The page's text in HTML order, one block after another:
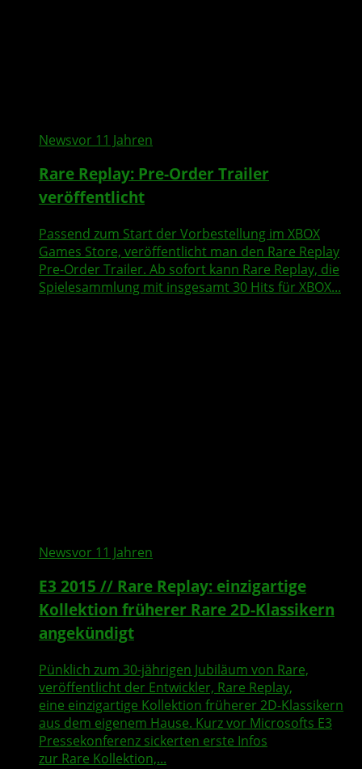
Newsvor 11 Jahren
Rare Replay: Pre-Order Trailer
veröffentlicht
Passend zum Start der Vorbestellung im XBOX
Games Store, veröffentlicht man den Rare Replay
Pre-Order Trailer. Ab sofort kann Rare Replay, die
Spielesammlung mit insgesamt 30 Hits für XBOX...
Newsvor 11 Jahren
E3 2015 // Rare Replay: einzigartige
Kollektion früherer Rare 2D-Klassikern
angekündigt
Pünklich zum 30-jährigen Jubiläum von Rare,
veröffentlicht der Entwickler, Rare Replay,
eine einzigartige Kollektion früherer 2D-Klassikern
aus dem eigenem Hause. Kurz vor Microsofts E3
Pressekonferenz sickerten erste Infos
zur Rare Kollektion,...